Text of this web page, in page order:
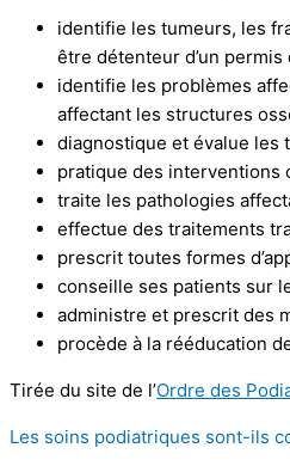
identifie les tumeurs, les
être détenteur d’un permis
identifie les problèmes
affectant les structures
diagnostique et évalue les
pratique des interventions
traite les pathologies
effectue des traitements
prescrit toutes formes
conseille ses patients sur
administre et prescrit des
procède à la rééducation
Tirée du site de l’Ordre des
Les soins podiatriques sont-ils